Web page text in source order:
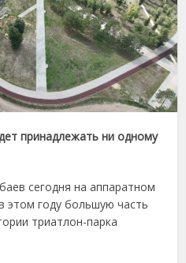
принадлежать ни одному
сегодня на аппаратном
году большую часть
триатлон-парка